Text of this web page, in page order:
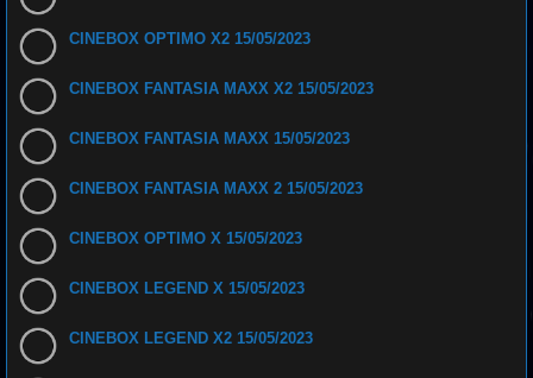
CINEBOX OPTIMO X2 15/05/2023
CINEBOX FANTASIA MAXX X2 15/05/2023
CINEBOX FANTASIA MAXX 15/05/2023
CINEBOX FANTASIA MAXX 2 15/05/2023
CINEBOX OPTIMO X 15/05/2023
CINEBOX LEGEND X 15/05/2023
CINEBOX LEGEND X2 15/05/2023